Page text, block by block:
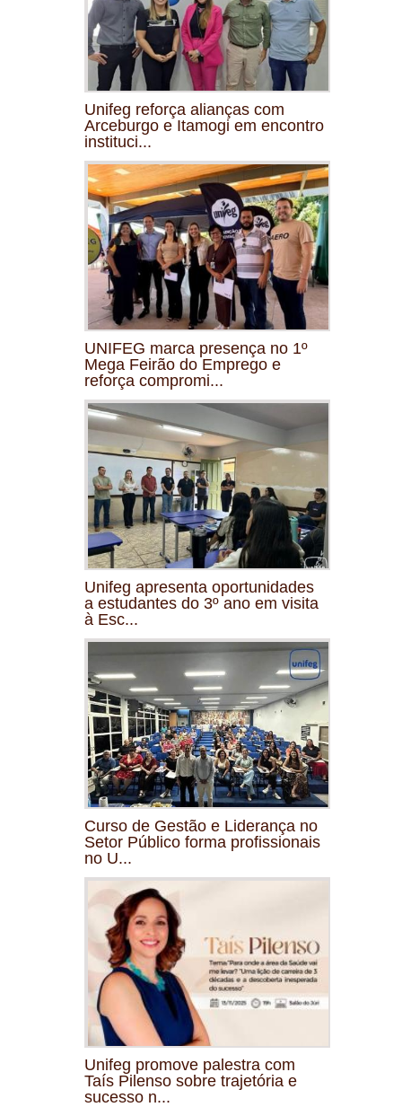
Unifeg reforça alianças com
Arceburgo e Itamogi em encontro
instituci...
UNIFEG marca presença no 1º
Mega Feirão do Emprego e
reforça compromi...
Unifeg apresenta oportunidades
a estudantes do 3º ano em visita
à Esc...
Curso de Gestão e Liderança no
Setor Público forma profissionais
no U...
Unifeg promove palestra com
Taís Pilenso sobre trajetória e
sucesso n...